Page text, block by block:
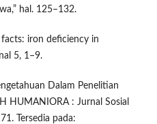
hal. 125–132.
iron deficiency in
5, 1–9.
Dalam Penelitian
HUMANIORA : Jurnal Sosial
Tersedia pada: